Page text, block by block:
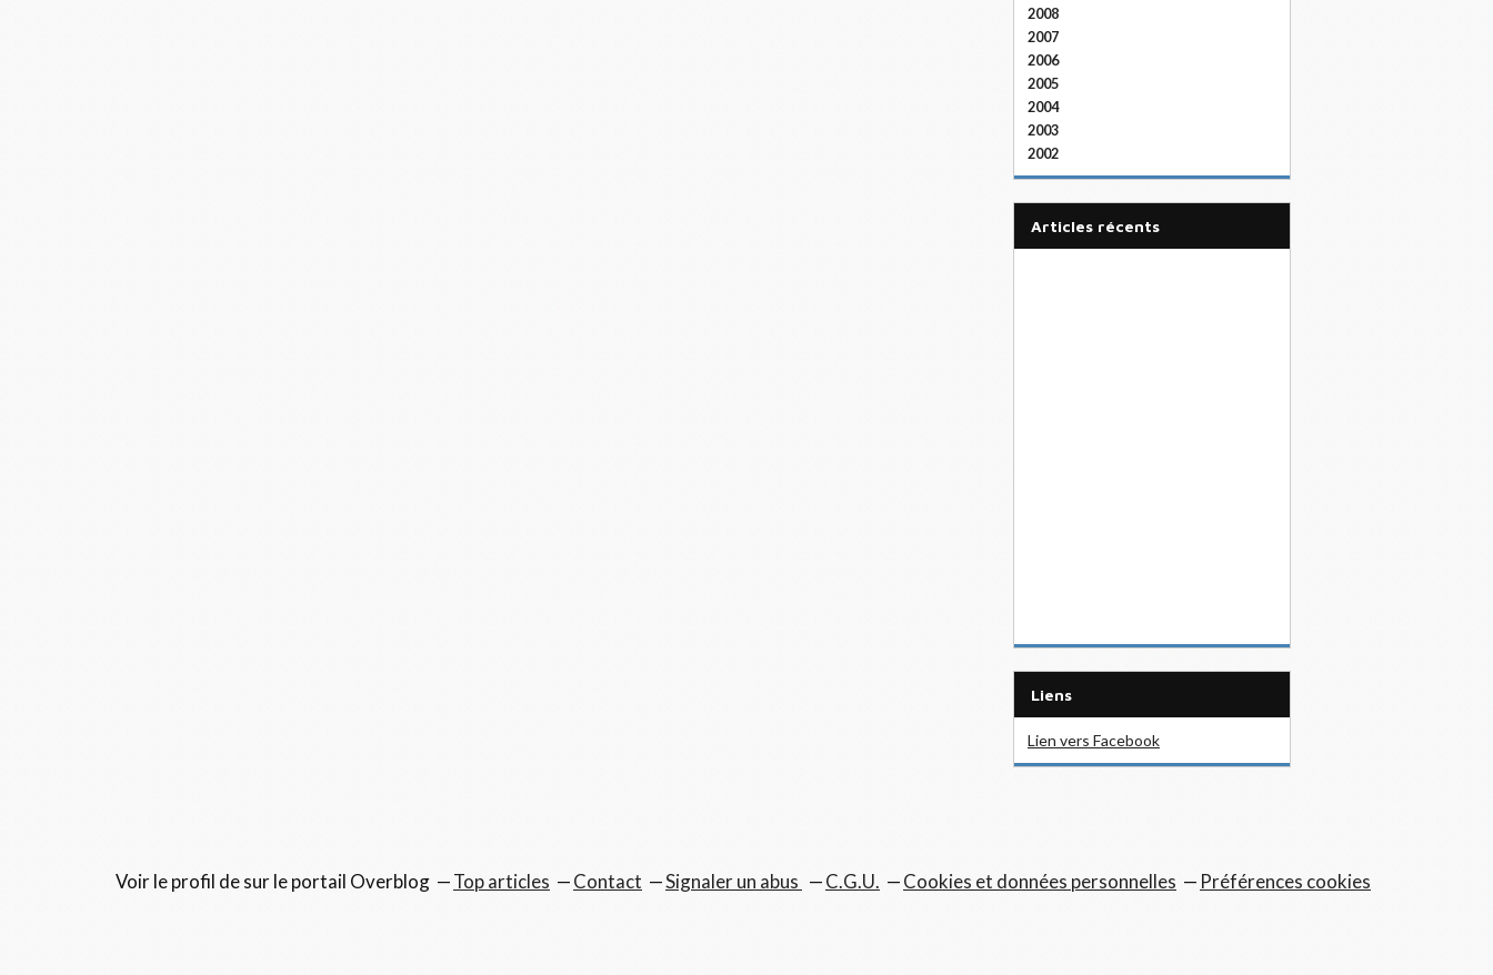
2008
2007
2006
2005
2004
2003
2002
articles récents
Liens
Lien vers Facebook
Voir le profil desur le portail Overblog Top articles Contact Signaler un abus C.G.U. Cookies et données personnelles Préférences cookies